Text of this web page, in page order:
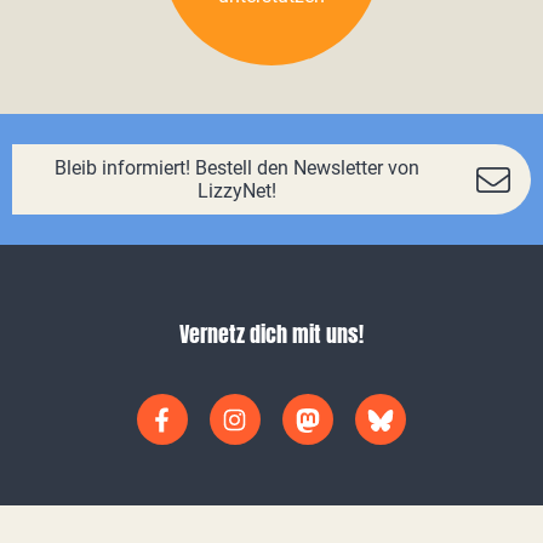
Bleib informiert! Bestell den Newsletter von
LizzyNet!
Vernetz dich mit uns!